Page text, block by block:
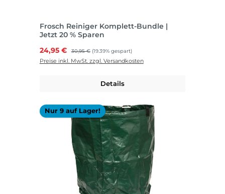
Frosch Reiniger Komplett-Bundle |
Jetzt 20 % Sparen
Verkaufspreis:
24,95 € Regulärer Preis:
30,95 € (19.39% gespart)
Preise inkl. MwSt. zzgl. Versandkosten
Details
Nur 9 auf Lager!